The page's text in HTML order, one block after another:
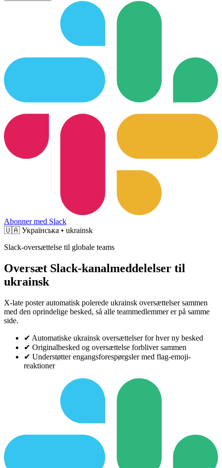
Abonner med Slack
🇺🇦 Українська • ukrainsk
Slack-oversættelse til globale teams
Oversæt Slack-kanalmeddelelser til
ukrainsk
X-late poster automatisk polerede ukrainsk oversættelser sammen
med den oprindelige besked, så alle teammedlemmer er på samme
side.
✔ Automatiske ukrainsk oversættelser for hver ny besked
✔ Originalbesked og oversættelse forbliver sammen
✔ Understøtter engangsforespørgsler med flag-emoji-
reaktioner